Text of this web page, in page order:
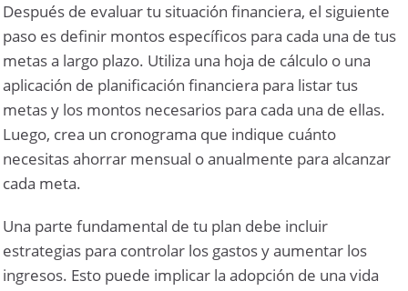
Después de evaluar tu situación financiera, el siguiente
paso es definir montos específicos para cada una de tus
metas a largo plazo. Utiliza una hoja de cálculo o una
aplicación de planificación financiera para listar tus
metas y los montos necesarios para cada una de ellas.
Luego, crea un cronograma que indique cuánto
necesitas ahorrar mensual o anualmente para alcanzar
cada meta.
Una parte fundamental de tu plan debe incluir
estrategias para controlar los gastos y aumentar los
ingresos. Esto puede implicar la adopción de una vida